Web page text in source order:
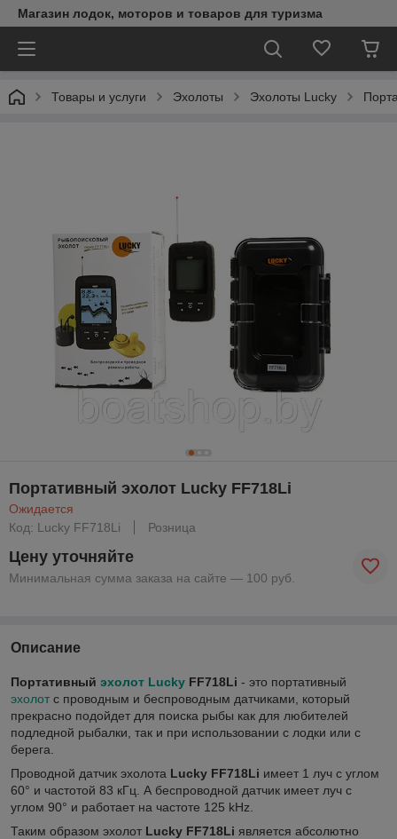
Магазин лодок, моторов и товаров для туризма
Товары и услуги Эхолоты Эхолоты Lucky
Портативный эхолот Lucky FF718Li
Ожидается
Код: Lucky FF718Li
Розница
Цену уточняйте
Минимальная сумма заказа на сайте — 100 руб.
Описание
Портативный эхолот Lucky FF718Li - это портативный
эхолот с проводным и беспроводным датчиками, который
прекрасно подойдет для поиска рыбы как для любителей
подледной рыбалки, так и при использовании с лодки или с
берега.
Проводной датчик эхолота Lucky FF718Li имеет 1 луч с углом
60° и частотой 83 кГц. А беспроводной датчик имеет луч с
углом 90° и работает на частоте 125 kHz.
Таким образом эхолот Lucky FF718Li является абсолютно